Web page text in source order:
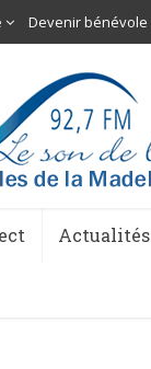
Devenir bénévole
Actualités